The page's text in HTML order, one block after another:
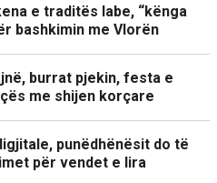
e traditës labe, “kënga
bashkimin me Vlorën
burrat pjekin, festa e
me shijen korçare
punëdhënësit do të
për vendet e lira